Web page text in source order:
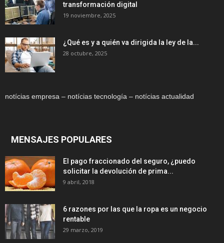
transformación digital
19 noviembre, 2025
¿Qué es y a quién va dirigida la ley de la...
28 octubre, 2025
notícias empresa – notícias tecnología – notícias actualidad
MENSAJES POPULARES
El pago fraccionado del seguro, ¿puedo
solicitar la devolución de prima...
9 abril, 2018
6 razones por las que la ropa es un negocio
rentable
29 marzo, 2019